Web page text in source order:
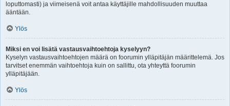
loputtomasti) ja viimeisenä voit antaa käyttäjille mahdollisuuden muuttaa
ääntään.
Ylös
Miksi en voi lisätä vastausvaihtoehtoja kyselyyn?
Kyselyn vastausvaihtoehtojen määrä on foorumin ylläpitäjän määrittelemä. Jos
tarvitset enemmän vaihtoehtoja kuin on sallittu, ota yhteyttä foorumin
ylläpitäjään.
Ylös